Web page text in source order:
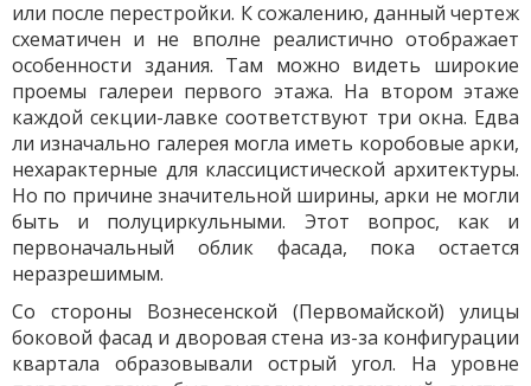
или после перестройки. К сожалению, данный чертеж
схематичен и не вполне реалистично отображает
особенности здания. Там можно видеть широкие
проемы галереи первого этажа. На втором этаже
каждой секции-лавке соответствуют три окна. Едва
ли изначально галерея могла иметь коробовые арки,
нехарактерные для классицистической архитектуры.
Но по причине значительной ширины, арки не могли
быть и полуциркульными. Этот вопрос, как и
первоначальный облик фасада, пока остается
неразрешимым.
Со стороны Вознесенской (Первомайской) улицы
боковой фасад и дворовая стена из-за конфигурации
квартала образовывали острый угол. На уровне